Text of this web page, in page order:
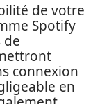
de votre
Spotify
de
connexion
en